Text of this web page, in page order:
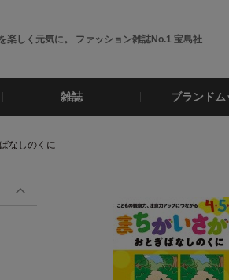
楽しく元気に。 ファッション雑誌No.1 宝島社
雑誌 ブランドム
なしのくに